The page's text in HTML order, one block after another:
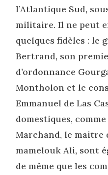
l’Atlantique Sud,
militaire. Il ne peut
quelques fidèles : le
Bertrand, son
d’ordonnance
Montholon et le
Emmanuel de Las
domestiques,
Marchand, le maitre
mamelouk Ali, sont
de même que les